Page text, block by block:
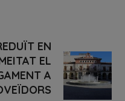
EN
EL
A